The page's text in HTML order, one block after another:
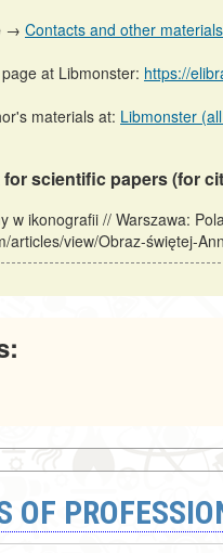
→ Contacts and other
at Libmonster: https://
materials at: Libmonster
for scientific papers (for
w ikonografii // Warszawa:
articles/view/Obraz-świętej-
OF